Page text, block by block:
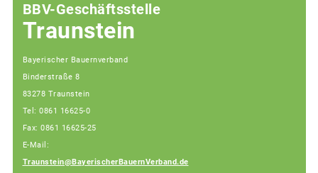
BBV-Geschäftsstelle
Traunstein
Bayerischer Bauernverband
Binderstraße 8
83278 Traunstein
Tel: 0861 16625-0
Fax: 0861 16625-25
E-Mail:
Traunstein@BayerischerBauernVerband.de